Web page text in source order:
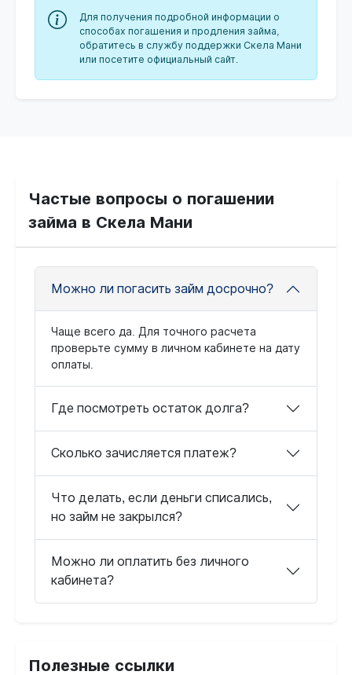
Для получения подробной информации о
способах погашения и продления займа,
обратитесь в службу поддержки Скела Мани
или посетите официальный сайт.
Частые вопросы о погашении
займа в Скела Мани
Можно ли погасить займ досрочно?
Чаще всего да. Для точного расчета
проверьте сумму в личном кабинете на дату
оплаты.
Где посмотреть остаток долга?
Сколько зачисляется платеж?
Что делать, если деньги списались,
но займ не закрылся?
Можно ли оплатить без личного
кабинета?
Полезные ссылки